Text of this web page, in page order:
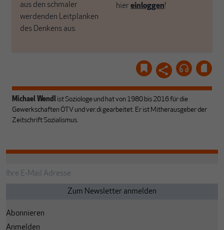
aus den schmaler
werdenden Leitplanken
des Denkens aus.
hiereinloggen!
Michael Wendl ist Soziologe und hat von 1980 bis 2016 für die
Gewerkschaften ÖTV und ver.di gearbeitet. Er ist Mitherausgeber der
Zeitschrift Sozialismus.
Abonnieren
Anmelden